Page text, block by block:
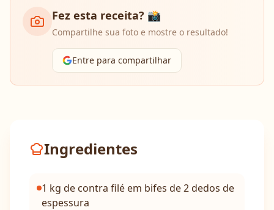
Fez esta receita? 📸
Compartilhe sua foto e mostre o resultado!
Entre para compartilhar
Ingredientes
1 kg de contra filé em bifes de 2 dedos de
espessura